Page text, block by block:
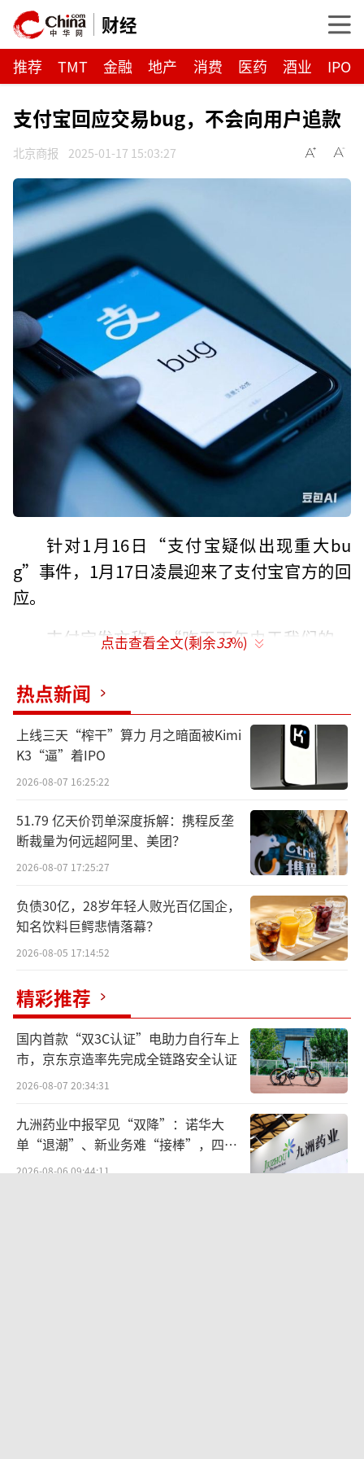
财经
推荐 TMT 金融 地产 消费 医药 酒业 IPO
支付宝回应交易bug，不会向用户追款
北京商报 2025-01-17 15:03:27
针对1月16日“支付宝疑似出现重大bu
g”事件，1月17日凌晨迎来了支付宝官方的回
应。
支付宝发文称，“昨天下午由于我们的一
优惠，有用户发了这个截图，关心我们会不会
把优惠追回。”
对此支付宝澄清称，支付宝官方没有发送
任何资金追回短信，如果有用户收到了相关短
信，千万不要点，以免上当受骗。对于失误的
发生，支付宝解释到，“其实是我们在支付宝
某个常规营销活动后台配错了营销模板，把优
错，成本和责任必须我们自己承担。针对已经
发出的营销优惠金，支付宝不会向用户追款，
请大家安心。”
1月16日，“支付宝疑似出现重大bug”事
件，当日下午起，多名网友在社交平台上反映
支付宝疑似出现bug，包括个人转账、购票、
还信用卡、缴纳房租等，均被提示“政府补
贴”，减免优惠20%。该事件很快登上热搜，
并引来不少网友吃瓜，纷纷称“我刷到的是不
是有点晚了”“错过了一个亿”，不过也有网
点击查看全文(剩余33%)
热点新闻
上线三天“榨干”算力 月之暗面被Kimi
K3“逼”着IPO
2026-08-07 16:25:22
51.79 亿天价罚单深度拆解：携程反垄
断裁量为何远超阿里、美团？
2026-08-07 17:25:27
负债30亿，28岁年轻人败光百亿国企，
知名饮料巨鳄悲情落幕？
2026-08-05 17:14:52
精彩推荐
国内首款“双3C认证”电助力自行车上
市，京东京造率先完成全链路安全认证
2026-08-07 20:34:31
九洲药业中报罕见“双降”：诺华大
单“退潮”、新业务难“接棒”，四大
难关待闯
2026-08-06 09:44:11